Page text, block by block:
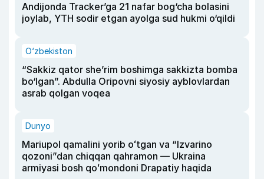
Andijonda Tracker’ga 21 nafar bog‘cha bolasini
joylab, YTH sodir etgan ayolga sud hukmi o‘qildi
O‘zbekiston
“Sakkiz qator she’rim boshimga sakkizta bomba
bo‘lgan”. Abdulla Oripovni siyosiy ayblovlardan
asrab qolgan voqea
Dunyo
Mariupol qamalini yorib oʻtgan va “Izvarino
qozoni”dan chiqqan qahramon — Ukraina
armiyasi bosh qoʻmondoni Drapatiy haqida